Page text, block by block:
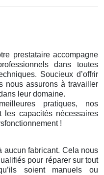
prestataire accompagne
dans toutes
Soucieux d’offrir
nous assurons à travailler
leur domaine.
pratiques, nos
capacités nécessaires
!
aucun fabricant. Cela nous
pour réparer sur tout
soient manuels ou